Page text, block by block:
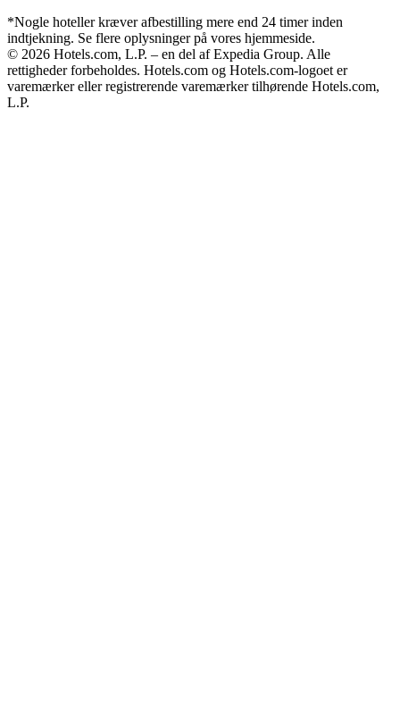
*Nogle hoteller kræver afbestilling mere end 24 timer inden
indtjekning. Se flere oplysninger på vores hjemmeside.
© 2026 Hotels.com, L.P. – en del af Expedia Group. Alle
rettigheder forbeholdes. Hotels.com og Hotels.com-logoet er
varemærker eller registrerende varemærker tilhørende Hotels.com,
L.P.